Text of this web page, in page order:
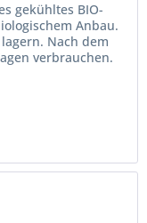
gekühltes BIO-
Anbau.
Nach dem
verbrauchen.